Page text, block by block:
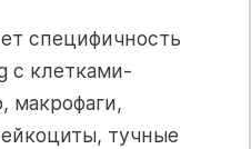
специфичность
с клетками-
макрофаги,
тучные